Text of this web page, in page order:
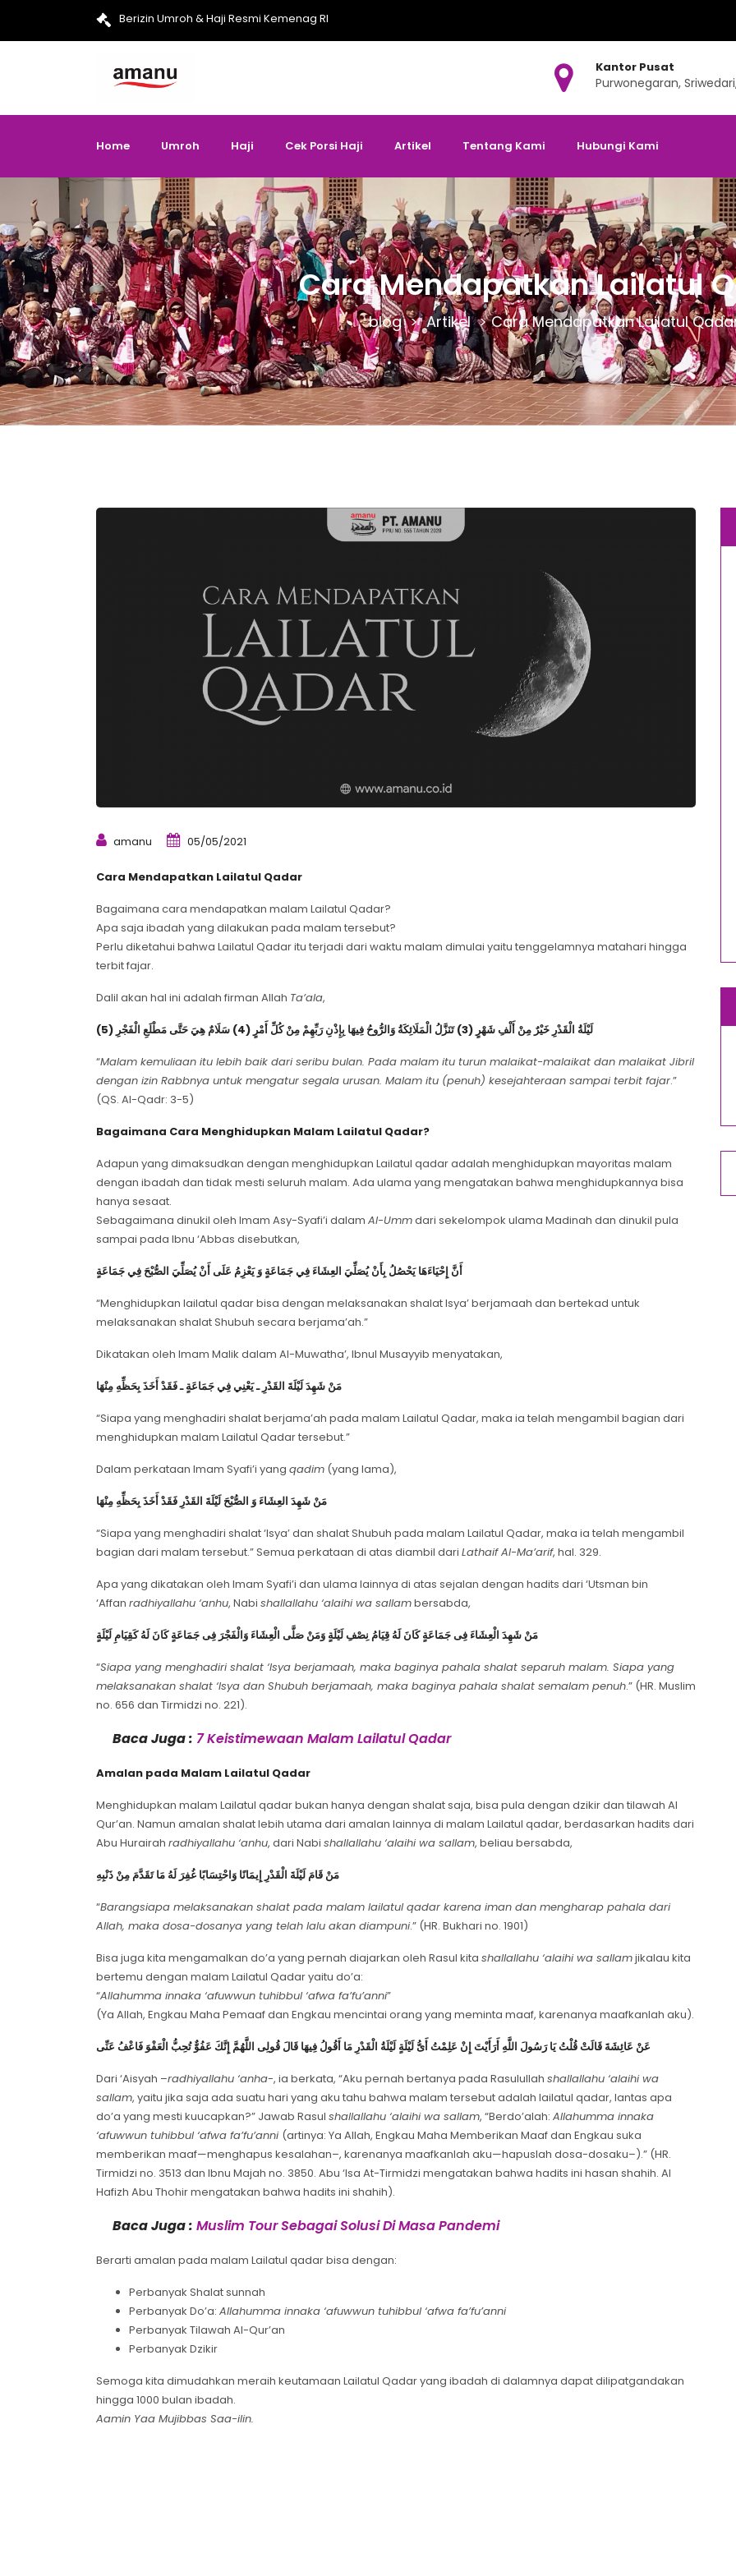
Berizin Umroh & Haji Resmi Kemenag RI
Kantor Pusat
Purwonegaran,
Home Umroh Haji Cek Porsi Haji Artikel Tentang Kami Hubungi Kami
Cara Mendapatkan Lailatul
blog > Artikel >Cara Mendapatkan Lailatul
amanu 05/05/2021
Cara Mendapatkan Lailatul Qadar
Bagaimana cara mendapatkan malam Lailatul Qadar?
Apa saja ibadah yang dilakukan pada malam tersebut?
Perlu diketahui bahwa Lailatul Qadar itu terjadi dari waktu malam dimulai yaitu tenggelamnya matahari hingga
terbit fajar.
Dalil akan hal ini adalah firman Allah Ta’ala,
لَيْلَةُ الْقَدْرِ خَيْرٌ مِنْ أَلْفِ شَهْرٍ (3) تَنَزَّلُ الْمَلَائِكَةُ وَالرُّوحُ فِيهَا بِإِذْنِ رَبِّهِمْ مِنْ كُلِّ أَمْرٍ (4) سَلَامٌ هِيَ حَتَّى مَطْلَعِ الْفَجْرِ (5)
“Malam kemuliaan itu lebih baik dari seribu bulan. Pada malam itu turun malaikat-malaikat dan malaikat Jibril
dengan izin Rabbnya untuk mengatur segala urusan. Malam itu (penuh) kesejahteraan sampai terbit fajar.”
(QS. Al-Qadr: 3-5)
Bagaimana Cara Menghidupkan Malam Lailatul Qadar?
Adapun yang dimaksudkan dengan menghidupkan Lailatul qadar adalah menghidupkan mayoritas malam
dengan ibadah dan tidak mesti seluruh malam. Ada ulama yang mengatakan bahwa menghidupkannya bisa
hanya sesaat.
Sebagaimana dinukil oleh Imam Asy-Syafi’i dalam Al-Ummdari sekelompok ulama Madinah dan dinukil pula
sampai pada Ibnu ‘Abbas disebutkan,
أَنَّ إِحْيَاءَهَا يَحْصُلُ بِأَنْ يُصَلِّيَ العِشَاءَ فِي جَمَاعَةٍ وَ يَعْزِمُ عَلَى أَنْ يُصَلِّيَ الصُّبْحَ فِي جَمَاعَةٍ
“Menghidupkan lailatul qadar bisa dengan melaksanakan shalat Isya’ berjamaah dan bertekad untuk
melaksanakan shalat Shubuh secara berjama’ah.”
Dikatakan oleh Imam Malik dalam Al-Muwatha’, Ibnul Musayyib menyatakan,
مَنْ شَهِدَ لَيْلَةَ القَدْرِ ـ يَعْنِي فِي جَمَاعَةٍ ـ فَقَدْ أَخَذَ بِحَظِّهِ مِنْهَا
“Siapa yang menghadiri shalat berjama’ah pada malam Lailatul Qadar, maka ia telah mengambil bagian dari
menghidupkan malam Lailatul Qadar tersebut.”
Dalam perkataan Imam Syafi’i yang qadim (yang lama),
مَنْ شَهِدَ العِشَاءَ وَ الصُّبْحَ لَيْلَةَ القَدْرِ فَقَدْ أَخَذَ بِحَظِّهِ مِنْهَا
“Siapa yang menghadiri shalat ‘Isya’ dan shalat Shubuh pada malam Lailatul Qadar, maka ia telah mengambil
bagian dari malam tersebut.” Semua perkataan di atas diambil dari Lathaif Al-Ma’arif, hal. 329.
Apa yang dikatakan oleh Imam Syafi’i dan ulama lainnya di atas sejalan dengan hadits dari ‘Utsman bin
‘Affan radhiyallahu ‘anhu, Nabi shallallahu ‘alaihi wa sallambersabda,
مَنْ شَهِدَ الْعِشَاءَ فِى جَمَاعَةٍ كَانَ لَهُ قِيَامُ نِصْفِ لَيْلَةٍ وَمَنْ صَلَّى الْعِشَاءَ وَالْفَجْرَ فِى جَمَاعَةٍ كَانَ لَهُ كَقِيَامِ لَيْلَةٍ
“Siapa yang menghadiri shalat ‘Isya berjamaah, maka baginya pahala shalat separuh malam. Siapa yang
melaksanakan shalat ‘Isya dan Shubuh berjamaah, maka baginya pahala shalat semalam penuh.” (HR. Muslim
no. 656 dan Tirmidzi no. 221).
Baca Juga : 7 Keistimewaan Malam Lailatul Qadar
Amalan pada Malam Lailatul Qadar
Menghidupkan malam Lailatul qadar bukan hanya dengan shalat saja, bisa pula dengan dzikir dan tilawah Al
Qur’an. Namun amalan shalat lebih utama dari amalan lainnya di malam Lailatul qadar, berdasarkan hadits dari
Abu Hurairah radhiyallahu ‘anhu, dari Nabi shallallahu ‘alaihi wa sallam, beliau bersabda,
مَنْ قَامَ لَيْلَةَ الْقَدْرِ إِيمَانًا وَاحْتِسَابًا غُفِرَ لَهُ مَا تَقَدَّمَ مِنْ ذَنْبِهِ
“Barangsiapa melaksanakan shalat pada malam lailatul qadar karena iman dan mengharap pahala dari
Allah, maka dosa-dosanya yang telah lalu akan diampuni.” (HR. Bukhari no. 1901)
Bisa juga kita mengamalkan do’a yang pernah diajarkan oleh Rasul kita shallallahu ‘alaihi wa sallamjikalau kita
bertemu dengan malam Lailatul Qadar yaitu do’a:
“Allahumma innaka ‘afuwwun tuhibbul ‘afwa fa’fu’anni”
(Ya Allah, Engkau Maha Pemaaf dan Engkau mencintai orang yang meminta maaf, karenanya maafkanlah aku).
عَنْ عَائِشَةَ قَالَتْ قُلْتُ يَا رَسُولَ اللَّهِ أَرَأَيْتَ إِنْ عَلِمْتُ أَىُّ لَيْلَةٍ لَيْلَةُ الْقَدْرِ مَا أَقُولُ فِيهَا قَالَ قُولِى اللَّهُمَّ إِنَّكَ عَفُوٌّ تُحِبُّ الْعَفْوَ فَاعْفُ عَنِّى
Dari ‘Aisyah –radhiyallahu ‘anha-, ia berkata, “Aku pernah bertanya pada Rasulullah shallallahu ‘alaihi wa
sallam, yaitu jika saja ada suatu hari yang aku tahu bahwa malam tersebut adalah lailatul qadar, lantas apa
do’a yang mesti kuucapkan?” Jawab Rasul shallallahu ‘alaihi wa sallam, “Berdo’alah: Allahumma innaka
‘afuwwun tuhibbul ‘afwa fa’fu’anni (artinya: Ya Allah, Engkau Maha Memberikan Maaf dan Engkau suka
memberikan maaf—menghapus kesalahan–, karenanya maafkanlah aku—hapuslah dosa-dosaku–).” (HR.
Tirmidzi no. 3513 dan Ibnu Majah no. 3850. Abu ‘Isa At-Tirmidzi mengatakan bahwa hadits ini hasan shahih. Al
Hafizh Abu Thohir mengatakan bahwa hadits ini shahih).
Baca Juga : Muslim Tour Sebagai Solusi Di Masa Pandemi
Berarti amalan pada malam Lailatul qadar bisa dengan:
Perbanyak Shalat sunnah
Perbanyak Do’a: Allahumma innaka ‘afuwwun tuhibbul ‘afwa fa’fu’anni
Perbanyak Tilawah Al-Qur’an
Perbanyak Dzikir
Semoga kita dimudahkan meraih keutamaan Lailatul Qadar yang ibadah di dalamnya dapat dilipatgandakan
hingga 1000 bulan ibadah.
Aamin Yaa Mujibbas Saa-ilin.